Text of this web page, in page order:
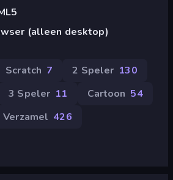
(alleen desktop)
Scratch 7 2 Speler 130
3 Speler 11 Cartoon 54
Verzamel 426